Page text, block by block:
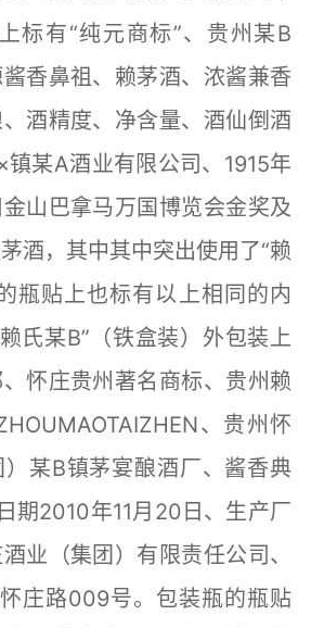
标有“纯元商标”、贵州某B
香鼻祖、赖茅酒、浓酱兼香
酒精度、净含量、酒仙倒酒
镇某A酒业有限公司、1915年
山巴拿马万国博览会金奖及
酒，其中其中突出使用了“赖
瓶贴上也标有以上相同的内
氏某B”（铁盒装）外包装上
怀庄贵州著名商标、贵州赖
、贵州怀
某B镇茅宴酿酒厂、酱香典
期2010年11月20日、生产厂
业（集团）有限责任公司、
庄路009号。包装瓶的瓶贴